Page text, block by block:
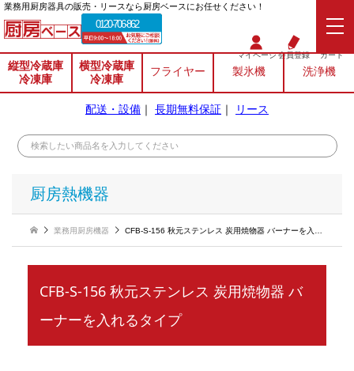
業務⽤厨房器具の販売・リースなら厨房ベースにお任せください！
0120-706-862
マイページ会員登録 カート
縦型冷蔵庫
冷凍庫
横型冷蔵庫
冷凍庫
フライヤー 製氷機 洗浄機
配送・設備 ｜ 長期無料保証 ｜ リース
厨房熱機器
業務用厨房機器 CFB-S-156 秋元ステンレス 炭用焼物器 バーナーを入れるタイプ
CFB-S-156 秋元ステンレス 炭用焼物器 バ
ーナーを入れるタイプ